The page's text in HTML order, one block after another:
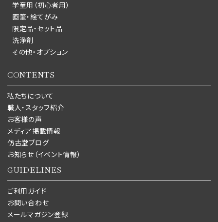
学童用（初心者用）
画筆・絵てがみ
限定品・セット品
洗浄剤
その他・オプション
CONTENTS
私たちについて
職人・スタッフ紹介
お客様の声
メディア掲載情報
仿古堂ブログ
お知らせ（イベント情報）
GUIDELINES
ご利用ガイド
お問い合わせ
メールマガジン登録